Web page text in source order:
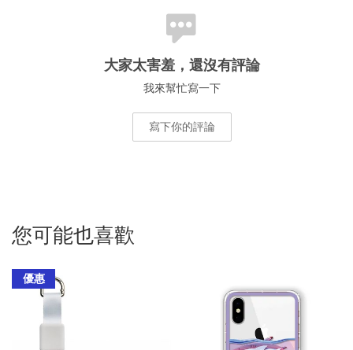
大家太害羞，還沒有評論
我來幫忙寫一下
寫下你的評論
您可能也喜歡
優惠